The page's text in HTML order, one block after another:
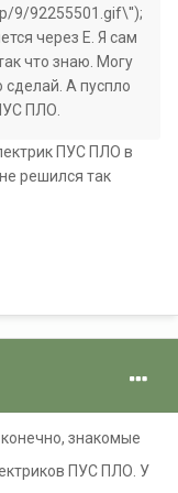
9/92255501.gif\'');
через Е. Я сам
что знаю. Могу
сделай. А пуспло
ПЛО.
ПУС ПЛО в
решился так
знакомые
ПУС ПЛО. У